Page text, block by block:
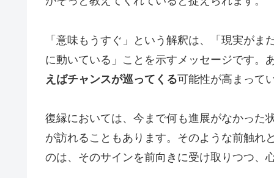
「意味もうすぐ」という解釈は、「現実が
に動いている」ことを示すメッセージです。
えばチャンスが巡ってくる可能性が高まって
復縁においては、今まで何も進展がなかった
が訪れることもあります。そのような前触れ
のは、そのサインを前向きに受け取りつつ、